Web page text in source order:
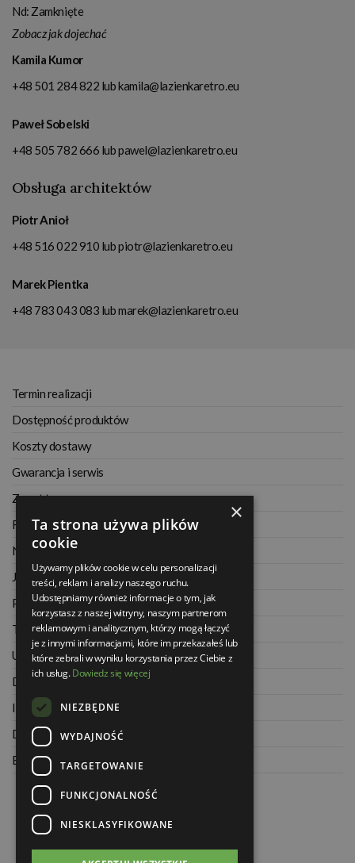
Nd: Zamknięte
Zobacz jak dojechać
Kamila Kumor
+48 501 284 822 lubkamila@lazienkaretro.eu
Paweł Sobelski
+48 505 782 666 lubpawel@lazienkaretro.eu
Obsługa architektów
Piotr Anioł
+48 516 022 910 lubpiotr@lazienkaretro.eu
Marek Pientka
+48 783 043 083 lubmarek@lazienkaretro.eu
Termin realizacji
Dostępność produktów
Koszty dostawy
Gwarancja i serwis
Zwrot towaru
Regulamin
Najczęściej zadawane pytania
Jak kupować na raty
Polityka prywatności
Twoje zamówienia
Ustawienia konta
Dane kontaktowe
Informacje o firmie
Dla architektów
Blog
×
Ta strona używa plików
cookie
Używamy plików cookie w celu personalizacji
treści, reklam i analizy naszego ruchu.
Udostępniamy również informacje o tym, jak
korzystasz z naszej witryny, naszym partnerom
reklamowym i analitycznym, którzy mogą łączyć
je z innymi informacjami, które im przekazałeś lub
które zebrali w wyniku korzystania przez Ciebie z
ich usług.Dowiedz się więcej
NIEZBĘDNE
WYDAJNOŚĆ
TARGETOWANIE
FUNKCJONALNOŚĆ
NIESKLASYFIKOWANE